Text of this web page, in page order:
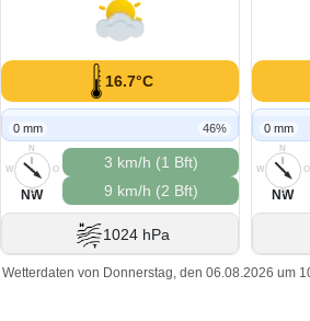
16.7°C
0 mm 46%
N
O
S
W
NW
3 km/h (1 Bft)
9 km/h (2 Bft)
1024 hPa
0 mm
N
O
S
W
NW
Wetterdaten von Donnerstag, den 06.08.2026 um